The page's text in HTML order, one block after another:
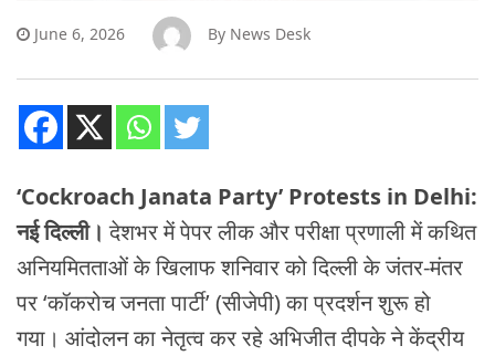
June 6, 2026 By News Desk
‘Cockroach Janata Party’ Protests in Delhi:
नई दिल्ली। देशभर में पेपर लीक और परीक्षा प्रणाली में कथित
अनियमितताओं के खिलाफ शनिवार को दिल्ली के जंतर-मंतर
पर ‘कॉकरोच जनता पार्टी’ (सीजेपी) का प्रदर्शन शुरू हो
गया। आंदोलन का नेतृत्व कर रहे अभिजीत दीपके ने केंद्रीय